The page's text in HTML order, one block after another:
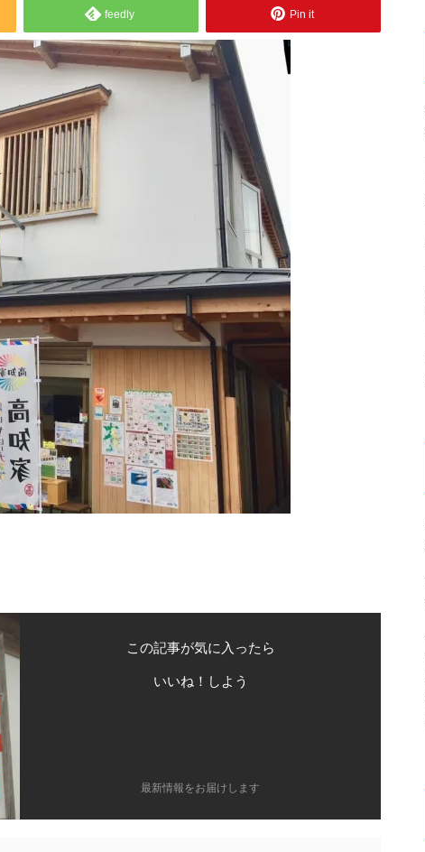
feedly Pin it
この記事が気に入ったら
いいね！しよう
最新情報をお届けします